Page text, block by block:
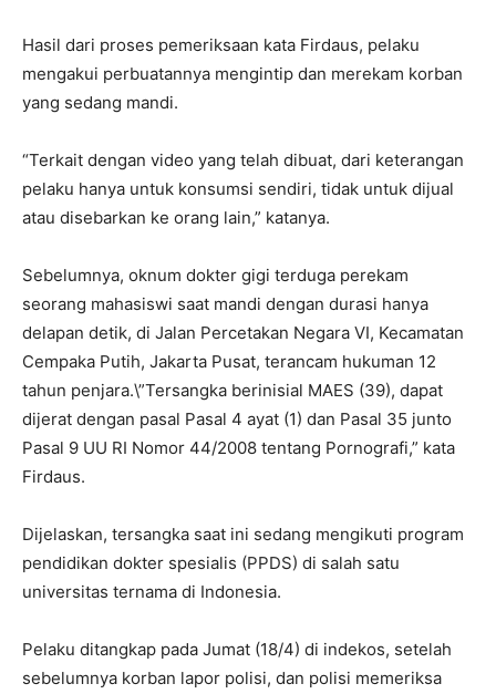
Hasil dari proses pemeriksaan kata Firdaus, pelaku
mengakui perbuatannya mengintip dan merekam korban
yang sedang mandi.
“Terkait dengan video yang telah dibuat, dari keterangan
pelaku hanya untuk konsumsi sendiri, tidak untuk dijual
atau disebarkan ke orang lain,” katanya.
Sebelumnya, oknum dokter gigi terduga perekam
seorang mahasiswi saat mandi dengan durasi hanya
delapan detik, di Jalan Percetakan Negara VI, Kecamatan
Cempaka Putih, Jakarta Pusat, terancam hukuman 12
tahun penjara.\”Tersangka berinisial MAES (39), dapat
dijerat dengan pasal Pasal 4 ayat (1) dan Pasal 35 junto
Pasal 9 UU RI Nomor 44/2008 tentang Pornografi,” kata
Firdaus.
Dijelaskan, tersangka saat ini sedang mengikuti program
pendidikan dokter spesialis (PPDS) di salah satu
universitas ternama di Indonesia.
Pelaku ditangkap pada Jumat (18/4) di indekos, setelah
sebelumnya korban lapor polisi, dan polisi memeriksa